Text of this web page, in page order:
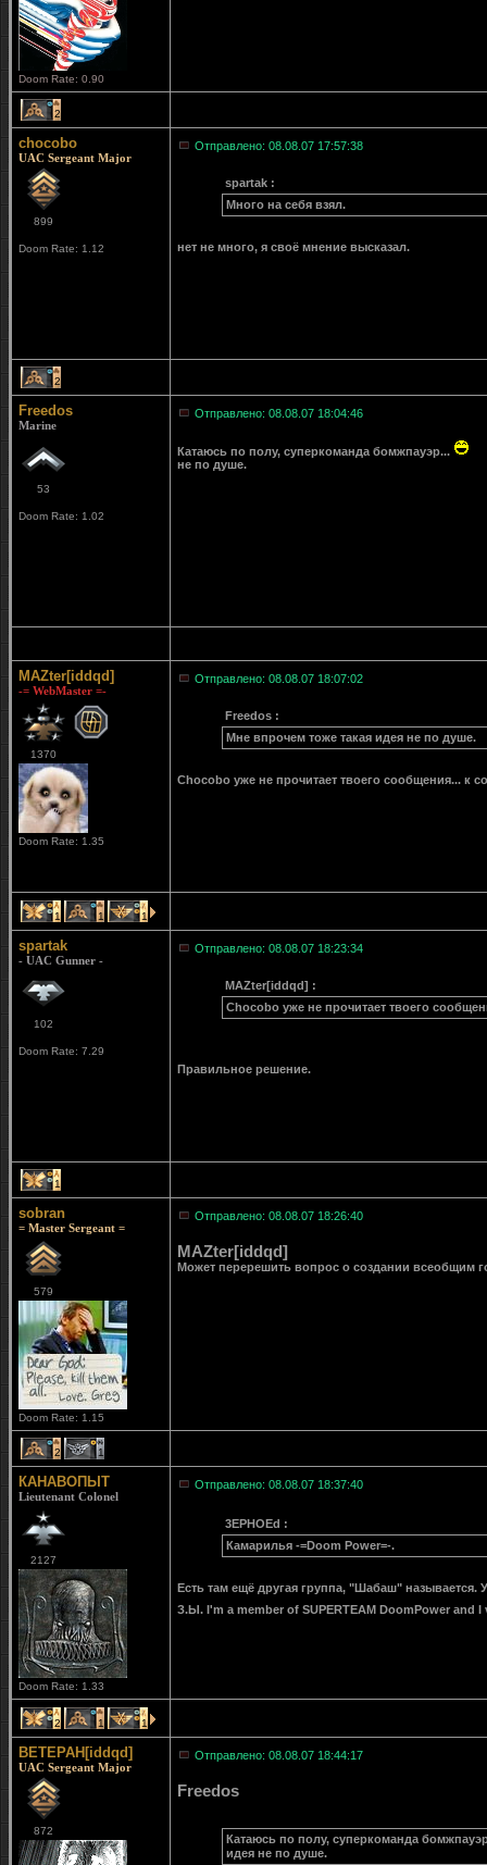
Doom Rate: 0.90
2
chocobo
UAC Sergeant Major
899
Doom Rate: 1.12
Отправлено: 08.08.07 17:57:38
spartak :
Много на себя взял.
нет не много, я своё мнение высказал.
2
Freedos
Marine
53
Doom Rate: 1.02
Отправлено: 08.08.07 18:04:46
Катаюсь по полу, суперкоманда бомжпауэр...
не по душе.
MAZter[iddqd]
-= WebMaster =-
1370
Doom Rate: 1.35
Отправлено: 08.08.07 18:07:02
Freedos :
Мне впрочем тоже такая идея не по душе.
Chocobo уже не прочитает твоего сообщения... к
1 1 1
spartak
- UAC Gunner -
102
Doom Rate: 7.29
Отправлено: 08.08.07 18:23:34
MAZter[iddqd] :
Chocobo уже не прочитает твоего
Правильное решение.
1
sobran
= Master Sergeant =
579
Doom Rate: 1.15
Отправлено: 08.08.07 18:26:40
MAZter[iddqd]
Может перерешить вопрос о создании всеобщим
2 1
КАНАВОПЫТ
Lieutenant Colonel
2127
Doom Rate: 1.33
Отправлено: 08.08.07 18:37:40
3EPHOEd :
Камарилья -=Doom Power=-.
Есть там ещё другая группа, "Шабаш" называется.
З.Ы. I'm a member of SUPERTEAM DoomPower and
2 1 1
BETEPAH[iddqd]
UAC Sergeant Major
872
Отправлено: 08.08.07 18:44:17
Freedos
Катаюсь по полу, суперкоманда
идея не по душе.